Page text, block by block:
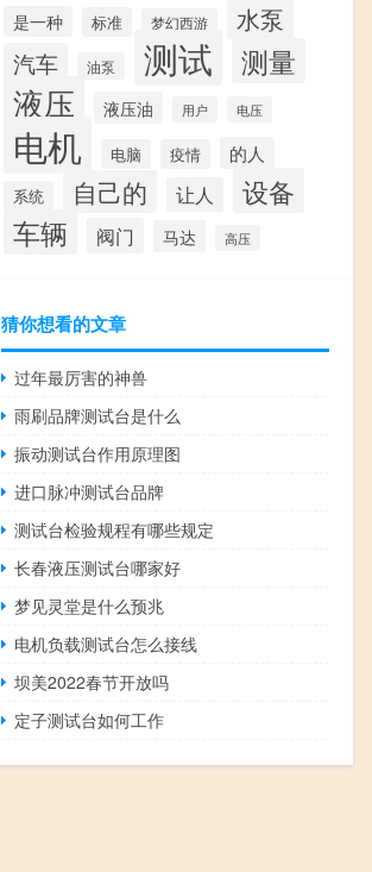
是一种
标准 梦幻西游 水泵
汽车 油泵 测试 测量
液压 液压油 用户 电压
电机 电脑 疫情 的人
系统 自己的 让人
设备
车辆
阀门 马达 高压
猜你想看的文章
过年最厉害的神兽
雨刷品牌测试台是什么
振动测试台作用原理图
进口脉冲测试台品牌
测试台检验规程有哪些规定
长春液压测试台哪家好
梦见灵堂是什么预兆
电机负载测试台怎么接线
坝美2022春节开放吗
定子测试台如何工作